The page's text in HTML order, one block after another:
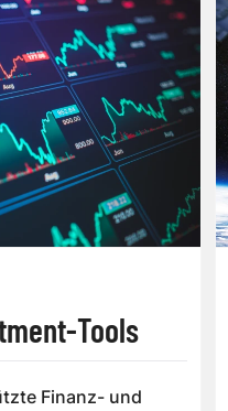
Tools
Finanz- und